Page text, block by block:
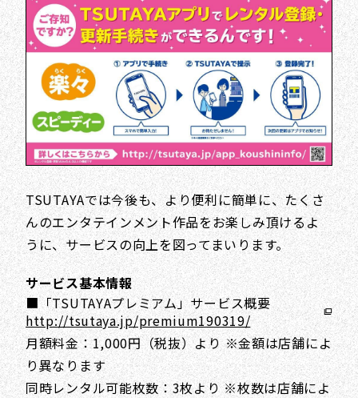
TSUTAYAでは今後も、より便利に簡単に、たくさ
んのエンタテインメント作品をお楽しみ頂けるよ
うに、サービスの向上を図ってまいります。
サービス基本情報
■「TSUTAYAプレミアム」サービス概要
http://tsutaya.jp/premium190319/
月額料金：1,000円（税抜）より ※金額は店舗によ
り異なります
同時レンタル可能枚数：3枚より ※枚数は店舗によ